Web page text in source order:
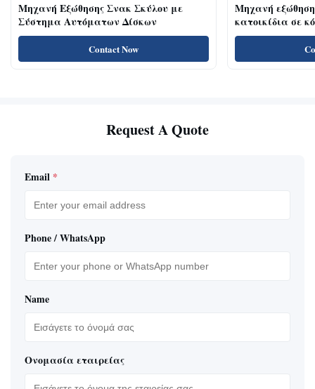
Μηχανή Εξώθησης Σνακ Σκύλου με
Σύστημα Αυτόματων Δίσκων
Contact Now
Μηχανή
κατοικίδια σε
κοτόπουλου
για γάτες με
πρωτεΐνη,
Request A Quote
Email *
Phone / WhatsApp
Name
Ονομασία εταιρείας